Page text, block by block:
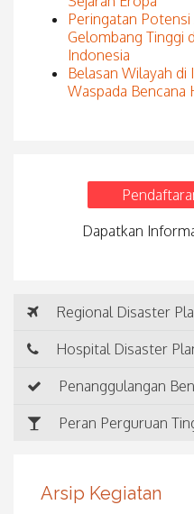
Peringatan Potensi
Gelombang Tinggi
Indonesia
Belasan Wilayah di
Waspada
Dapatkan
Regional Disaster
Hospital Disaster
Penanggulangan
Peran Perguruan
Arsip Kegiatan